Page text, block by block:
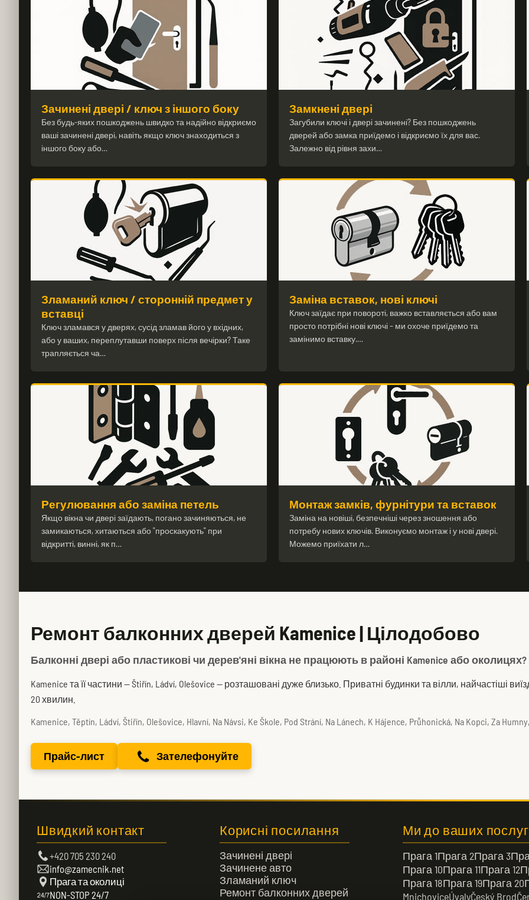
Зачинені двері / ключ з іншого боку
Без будь-яких пошкоджень швидко та надійно відкриємо
ваші зачинені двері, навіть якщо ключ знаходиться з
іншого боку або…
Замкнені двері
Загубили ключі і двері зачинені? Без пошкоджень
дверей або замка приїдемо і відкриємо їх для вас.
Залежно від рівня захи…
Зламаний ключ / сторонній предмет у
вставці
Ключ зламався у дверях, сусід зламав його у вхідних,
або у ваших, переплутавши поверх після вечірки? Таке
трапляється ча…
Заміна вставок, нові ключі
Ключ заїдає при повороті, важко вставляється або вам
просто потрібні нові ключі – ми охоче приїдемо та
замінимо вставку.…
Регулювання або заміна петель
Якщо вікна чи двері заїдають, погано зачиняються, не
замикаються, хитаються або "проскакують" при
відкритті, винні, як п…
Монтаж замків, фурнітури та вставок
Заміна на новіші, безпечніші через зношення або
потребу нових ключів. Виконуємо монтаж і у нові двері.
Можемо приїхати л…
Ремонт балконних дверей Kamenice | Цілодобово
Балконні двері або пластикові чи дерев'яні вікна не працюють в районі Kamenice або
Kamenice та її частини — Štiřín, Ládví, Olešovice — розташовані дуже близько. Приватні будинки та вілли, найчастіші
20 хвилин.
Kamenice, Těptín, Ládví, Štiřín, Olešovice, Hlavní, Na Návsi, Ke Škole, Pod Strání, Na Lánech, K Hájence, Průhonická, Na Kopci, Za
Прайс-лист Зателефонуйте
Швидкий контакт
+420 705 230 240
info@zamecnik.net
Прага та околиці
NON-STOP 24/7
Корисні посилання
Зачинені двері
Зачинене авто
Зламаний ключ
Ремонт балконних дверей
Ми до ваших
Прага 1Прага 2Прага 3
Прага 10Прага 11Прага 12
Прага 18Прага 19Прага 20
MnichoviceÚvalyČeský Brod